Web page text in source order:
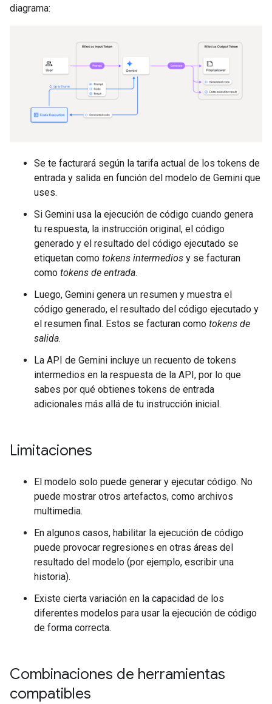
diagrama:
Se te facturará según la tarifa actual de los tokens de
entrada y salida en función del modelo de Gemini que
uses.
Si Gemini usa la ejecución de código cuando genera
tu respuesta, la instrucción original, el código
generado y el resultado del código ejecutado se
etiquetan como tokens intermedios y se facturan
como tokens de entrada.
Luego, Gemini genera un resumen y muestra el
código generado, el resultado del código ejecutado y
el resumen final. Estos se facturan como tokens de
salida.
La API de Gemini incluye un recuento de tokens
intermedios en la respuesta de la API, por lo que
sabes por qué obtienes tokens de entrada
adicionales más allá de tu instrucción inicial.
Limitaciones
El modelo solo puede generar y ejecutar código. No
puede mostrar otros artefactos, como archivos
multimedia.
En algunos casos, habilitar la ejecución de código
puede provocar regresiones en otras áreas del
resultado del modelo (por ejemplo, escribir una
historia).
Existe cierta variación en la capacidad de los
diferentes modelos para usar la ejecución de código
de forma correcta.
Combinaciones de herramientas
compatibles